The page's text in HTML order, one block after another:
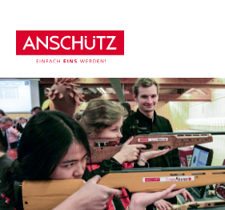
Inhalt
springen